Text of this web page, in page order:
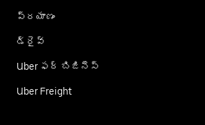
ప్రయాణం
డ్రైవ్
Uber ఫర్ బిజినెస్
Uber Freight